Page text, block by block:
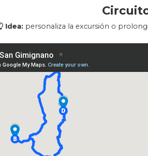
Idea: personaliza la excursión o